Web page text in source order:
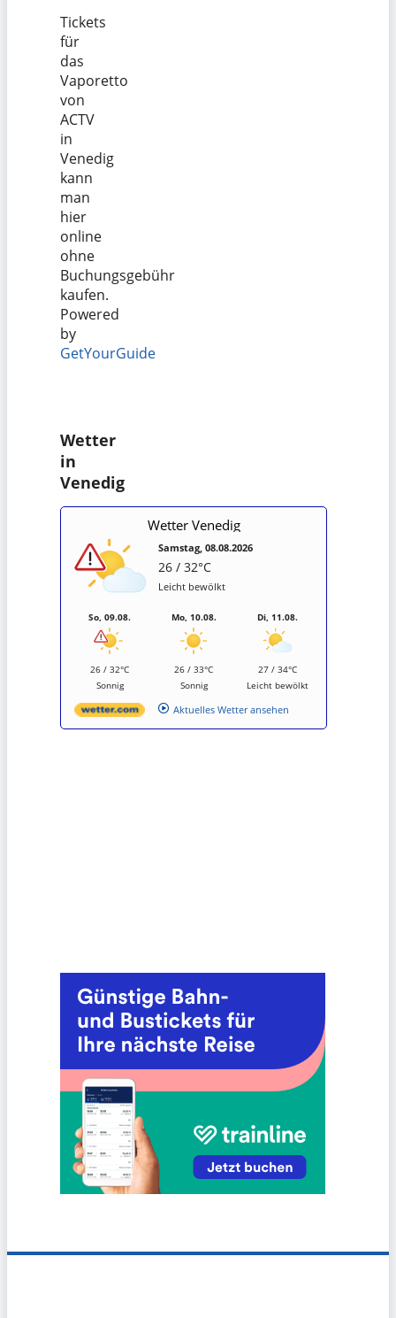
Tickets
für
das
Vaporetto
von
ACTV
in
Venedig
kann
man
hier
online
ohne
Buchungsgebühr
kaufen.
Powered
by
GetYourGuide
Wetter
in
Venedig
Wetter Venedig
Samstag, 08.08.2026
26 / 32°C
Leicht bewölkt
So, 09.08.
26 / 32°C
Sonnig
Mo, 10.08.
26 / 33°C
Sonnig
Di, 11.08.
27 / 34°C
Leicht bewölkt
Aktuelles Wetter ansehen